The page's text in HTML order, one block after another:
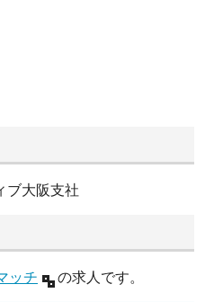
ブ大阪支社
ッチ の求人です。